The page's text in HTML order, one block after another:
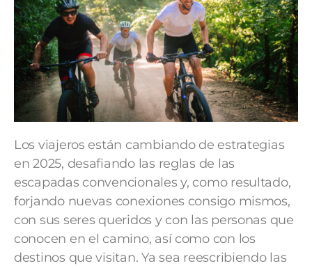
Los viajeros están cambiando de estrategias
en 2025, desafiando las reglas de las
escapadas convencionales y, como resultado,
forjando nuevas conexiones consigo mismos,
con sus seres queridos y con las personas que
conocen en el camino, así como con los
destinos que visitan. Ya sea reescribiendo las